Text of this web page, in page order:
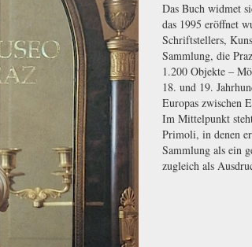
Das Buch widmet
das 1995 eröffnet
Schriftstellers,
Sammlung, die
1.200 Objekte –
18. und 19.
Europas zwischen
Im Mittelpunkt
Primoli, in denen
Sammlung als ein
zugleich als